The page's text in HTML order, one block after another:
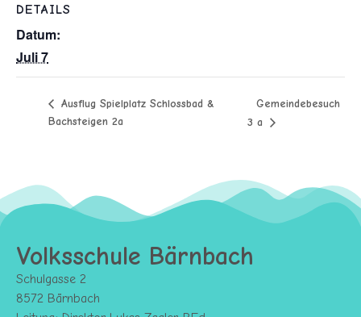
DETAILS
Datum:
Juli 7
Ausflug Spielplatz Schlossbad &
Bachsteigen 2a
Gemeindebesuch
3 a
Volksschule Bärnbach
Schulgasse 2
8572 Bärnbach